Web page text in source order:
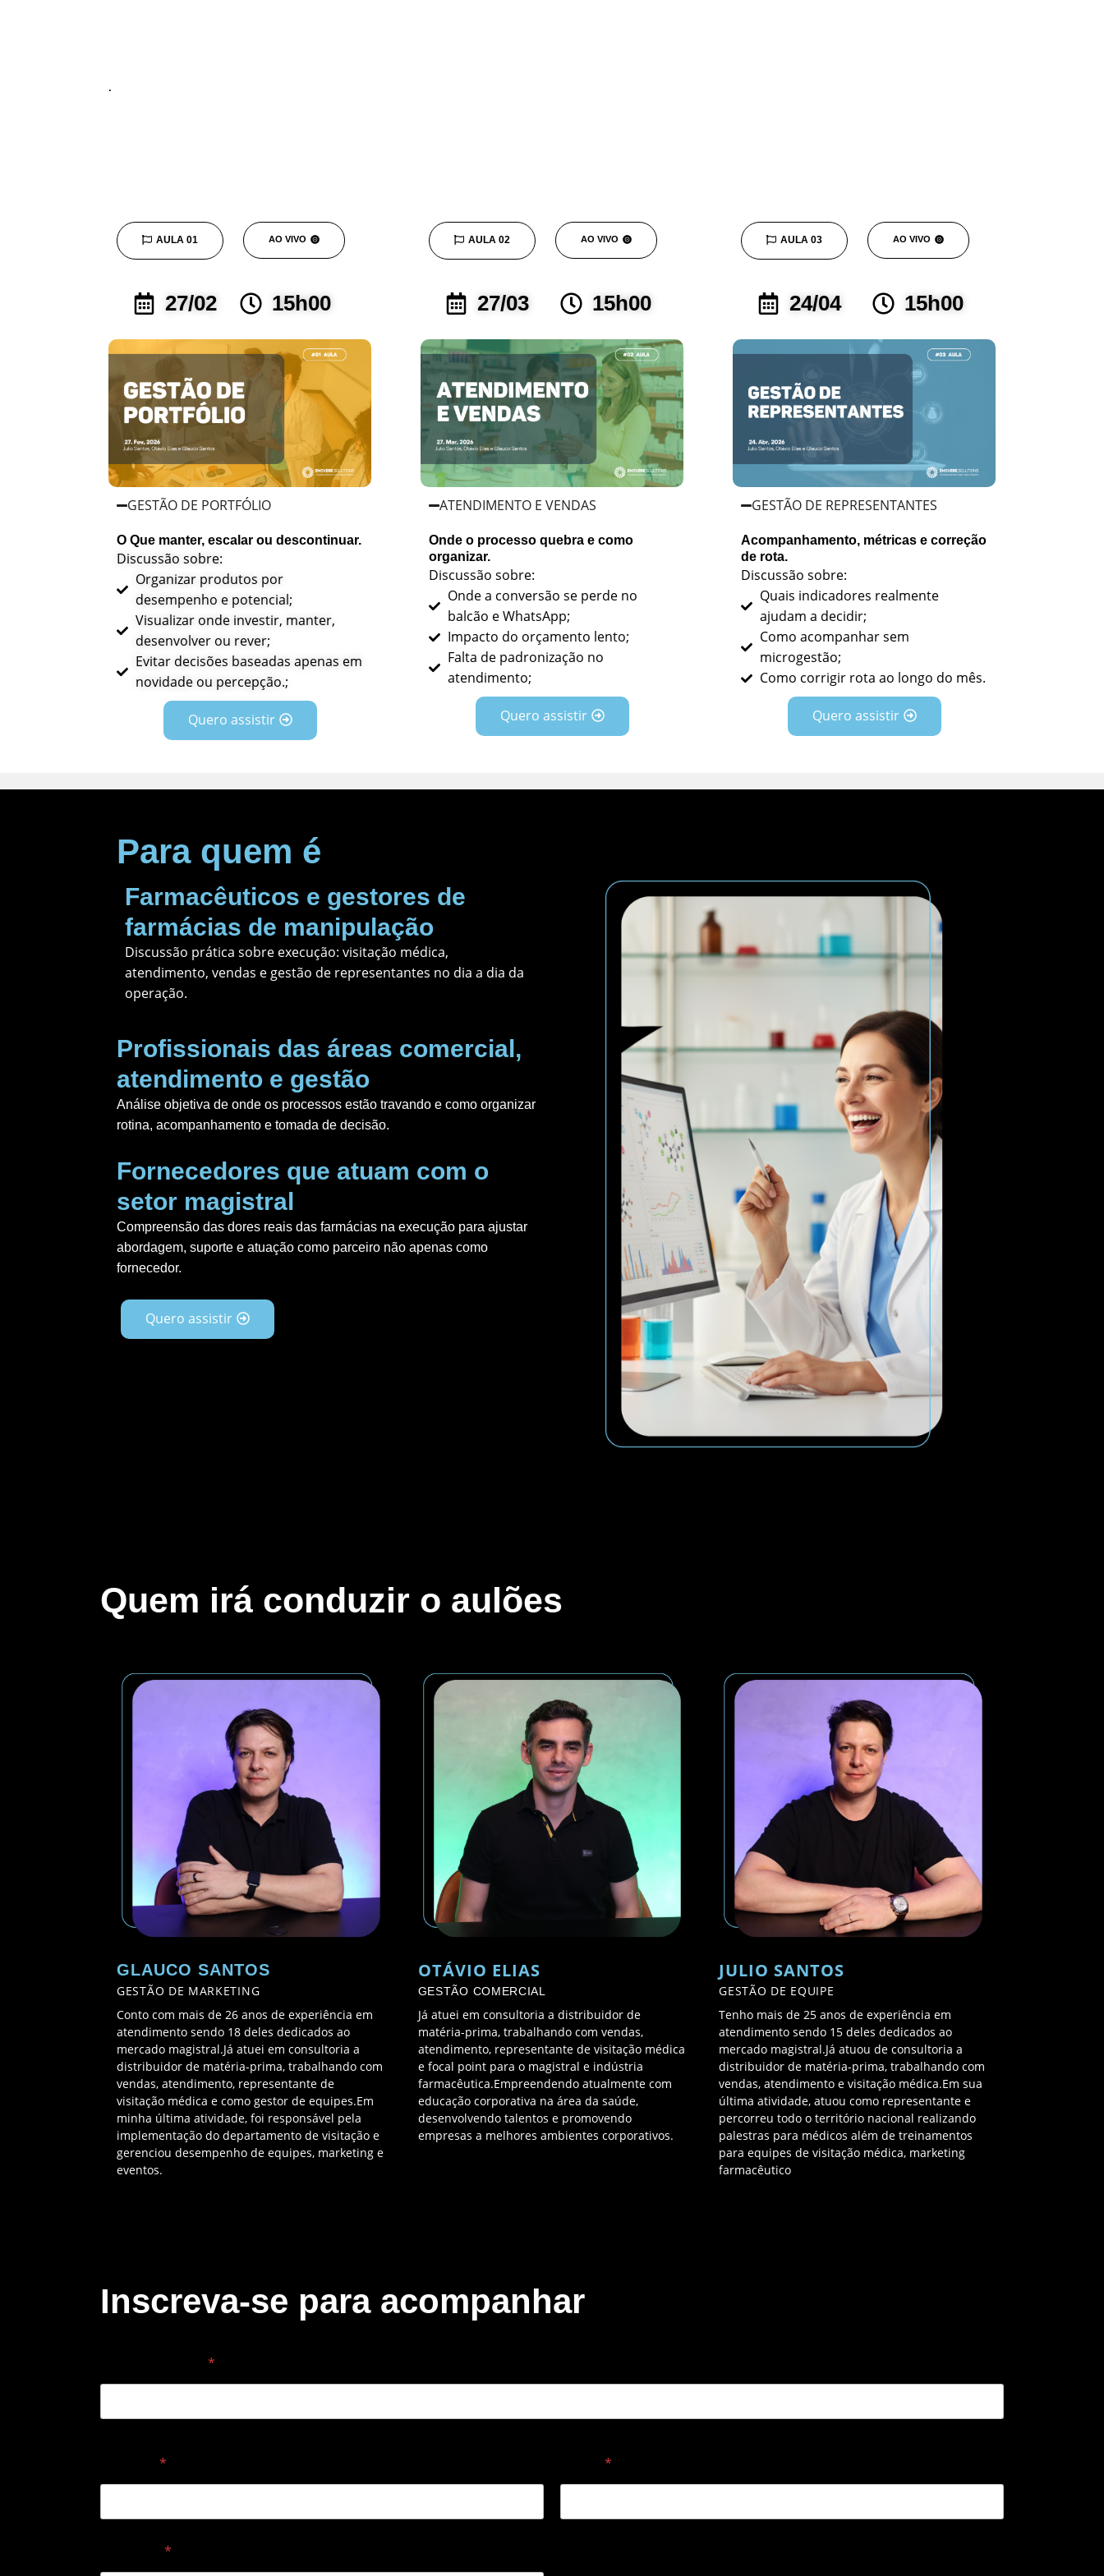
.
AULA 01 AO VIVO
27/02 15h00
GESTÃO DE PORTFÓLIO
O Que manter, escalar ou descontinuar.
Discussão sobre:
Organizar produtos por
desempenho e potencial;
Visualizar onde investir, manter,
desenvolver ou rever;
Evitar decisões baseadas apenas em
novidade ou percepção.;
Quero assistir
AULA 02 AO VIVO
27/03 15h00
ATENDIMENTO E VENDAS
Onde o processo quebra e como
organizar.
Discussão sobre:
Onde a conversão se perde no
balcão e WhatsApp;
Impacto do orçamento lento;
Falta de padronização no
atendimento;
Quero assistir
AULA 03 AO VIVO
24/04 15h00
GESTÃO DE REPRESENTANTES
Acompanhamento, métricas e correção
de rota.
Discussão sobre:
Quais indicadores realmente
ajudam a decidir;
Como acompanhar sem
microgestão;
Como corrigir rota ao longo do mês.
Quero assistir
Para quem é
Farmacêuticos e gestores de
farmácias de manipulação
Discussão prática sobre execução: visitação médica,
atendimento, vendas e gestão de representantes no dia a dia da
operação.
Profissionais das áreas comercial,
atendimento e gestão
Análise objetiva de onde os processos estão travando e como organizar
rotina, acompanhamento e tomada de decisão.
Fornecedores que atuam com o
setor magistral
Compreensão das dores reais das farmácias na execução para ajustar
abordagem, suporte e atuação como parceiro não apenas como
fornecedor.
Quero assistir
Quem irá conduzir o aulões
GLAUCO SANTOS
GESTÃO DE MARKETING
Conto com mais de 26 anos de experiência em
atendimento sendo 18 deles dedicados ao
mercado magistral.Já atuei em consultoria a
distribuidor de matéria-prima, trabalhando com
vendas, atendimento, representante de
visitação médica e como gestor de equipes.Em
minha última atividade, foi responsável pela
implementação do departamento de visitação e
gerenciou desempenho de equipes, marketing e
eventos.
OTÁVIO ELIAS
GESTÃO COMERCIAL
Já atuei em consultoria a distribuidor de
matéria-prima, trabalhando com vendas,
atendimento, representante de visitação médica
e focal point para o magistral e indústria
farmacêutica.Empreendendo atualmente com
educação corporativa na área da saúde,
desenvolvendo talentos e promovendo
empresas a melhores ambientes corporativos.
JULIO SANTOS
GESTÃO DE EQUIPE
Tenho mais de 25 anos de experiência em
atendimento sendo 15 deles dedicados ao
mercado magistral.Já atuou de consultoria a
distribuidor de matéria-prima, trabalhando com
vendas, atendimento e visitação médica.Em sua
última atividade, atuou como representante e
percorreu todo o território nacional realizando
palestras para médicos além de treinamentos
para equipes de visitação médica, marketing
farmacêutico
Inscreva-se para acompanhar
*
*
*
*